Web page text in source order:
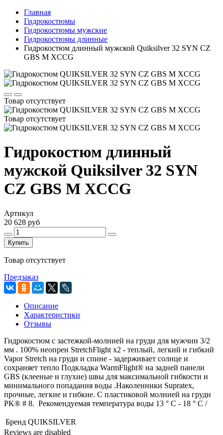
Главная
Гидрокостюмы
Гидрокостюмы мужские
Гидрокостюмы длинные
Гидрокостюм длинный мужской Quiksilver 32 SYN CZ
GBS M XCCG
Товар отсутствует
Товар отсутствует
Гидрокостюм длинный
мужской Quiksilver 32 SYN
CZ GBS M XCCG
Артикул
20 628 руб
Купить
Товар отсутствует
Предзаказ
Описание
Характеристики
Отзывы
Гидрокостюм с застежкой-молнией на груди для мужчин 3/2
мм . 100% неопрен StretchFlight x2 - теплый, легкий и гибкий
Vapor Stretch на груди и спине - задерживает солнце и
сохраняет тепло Подкладка WarmFlight® на задней панели
GBS (клееные и глухие) швы для максимальной гибкости и
минимального попадания воды .Наколенники Supratex,
прочные, легкие и гибкие. С пластиковой молнией на груди
PK® # 8. Рекомендуемая температура воды 13 ° C - 18 ° C /
Бренд QUIKSILVER
Reviews are disabled